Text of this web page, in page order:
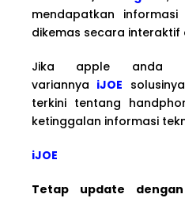
mendapatkan
dikemas secara interaktif
Jika apple anda
variannya iJOE
terkini tentang
ketinggalan informasi
iJOE
Tetap update